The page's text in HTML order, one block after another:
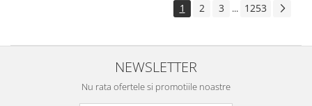
1 2 3 ... 1253
NEWSLETTER
Nu rata ofertele si promotiile noastre